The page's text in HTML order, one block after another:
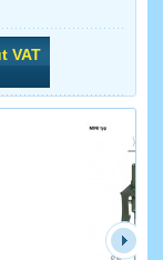
VAT